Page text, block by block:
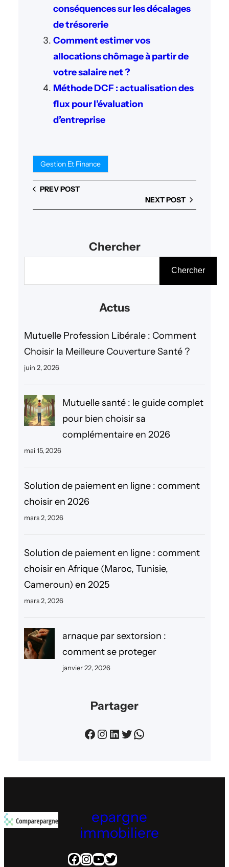
conséquences sur les décalages
de trésorerie
Comment estimer vos
allocations chômage à partir de
votre salaire net ?
Méthode DCF : actualisation des
flux pour l’évaluation
d’entreprise
Gestion Et Finance
PREV POST
NEXT POST
Chercher
c
h
r
Chercher
Actus
Mutuelle Profession Libérale : Comment
Choisir la Meilleure Couverture Santé ?
juin 2, 2026
Mutuelle santé : le guide complet
pour bien choisir sa
complémentaire en 2026
mai 15, 2026
Solution de paiement en ligne : comment
choisir en 2026
mars 2, 2026
Solution de paiement en ligne : comment
choisir en Afrique (Maroc, Tunisie,
Cameroun) en 2025
mars 2, 2026
arnaque par sextorsion :
comment se proteger
janvier 22, 2026
Partager
Facebook Instagram LinkedIn Twitter WhatsApp
epargne
immobiliere
Facebook InstagramYouTube Twitter